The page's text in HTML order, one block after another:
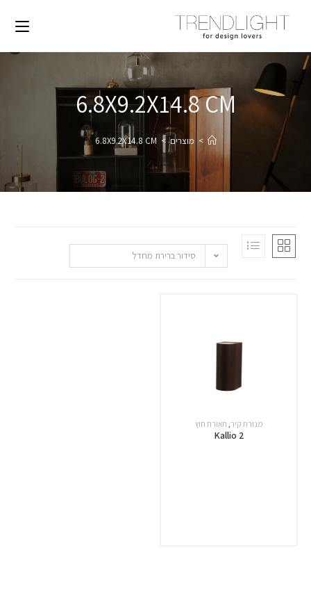
6.8X9.2X14.8 CM
> מוצרים >
6.8X9.2X14.8 CM
סידור ברירת מחדל
מנורת קיר, תאורת חוץ
Kallio 2